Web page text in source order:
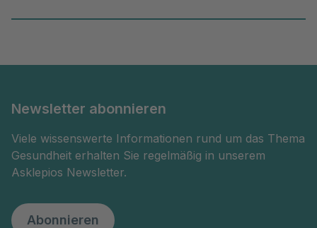
Newsletter abonnieren
Viele wissenswerte Informationen rund um das Thema
Gesundheit erhalten Sie regelmäßig in unserem
Asklepios Newsletter.
Abonnieren